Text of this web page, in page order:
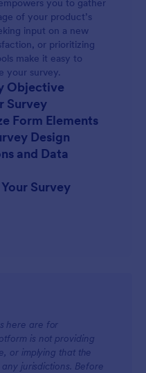
you to gather
of your product’s
input on a new
or prioritizing
make it easy to
your survey.
Objective
Survey
Form Elements
Design
and Data
Survey
here are for
is not providing
or implying that the
jurisdictions. Before